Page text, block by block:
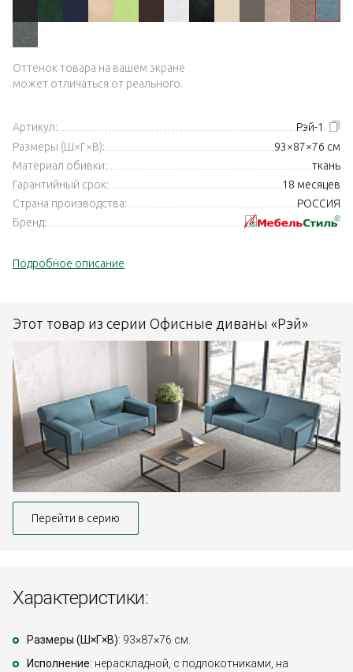
Оттенок товара на вашем экране
может отличаться от реального.
Артикул:
Рэй-1
Размеры (Ш×Г×В):
93×87×76 см
Материал обивки:
ткань
Гарантийный срок:
18 месяцев
Страна производства:
РОССИЯ
Бренд:
Подробное описание
Этот товар из серии Офисные диваны «Рэй»
Перейти в серию
Характеристики:
Размеры (Ш×Г×В): 93×87×76 см.
Исполнение: нераскладной, с подлокотниками, на